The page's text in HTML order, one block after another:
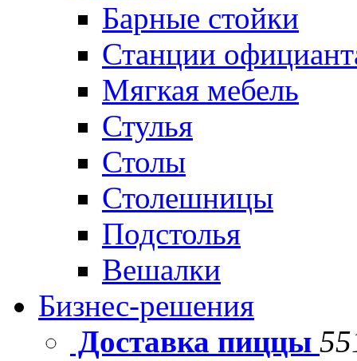
Барные стойки
Станции
Мягкая мебель
Стулья
Столы
Столешницы
Подстолья
Вешалки
Бизнес-решения
Доставка пиццы